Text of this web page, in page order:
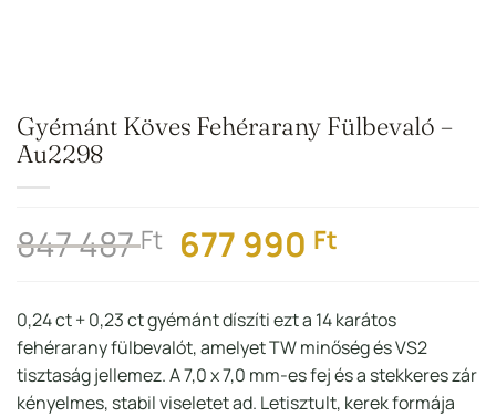
Gyémánt Köves Fehérarany Fülbevaló –
Au2298
847 487Ft Original
was:
847
487 Ft.
677 990 Ft
is:
677
990 Ft.
0,24 ct + 0,23 ct gyémánt díszíti ezt a 14 karátos
fehérarany fülbevalót, amelyet TW minőség és VS2
tisztaság jellemez. A 7,0 x 7,0 mm-es fej és a stekkeres zár
kényelmes, stabil viseletet ad. Letisztult, kerek formája